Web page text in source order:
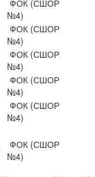
ФОК (СШОР
№4)
ФОК (СШОР
№4)
ФОК (СШОР
№4)
ФОК (СШОР
№4)
ФОК (СШОР
№4)
ФОК (СШОР
№4)